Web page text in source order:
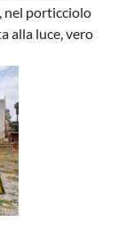
nel porticciolo
alla luce, vero